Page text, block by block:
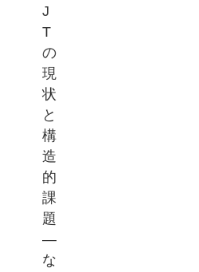
J
T
の
現
状
と
構
造
的
課
題
―
な